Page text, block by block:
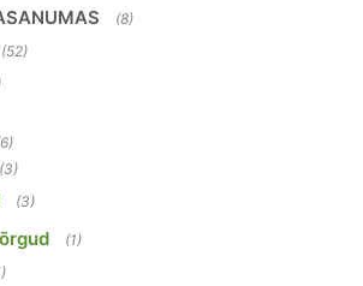
(8)
(52)
(3)
(3)
(1)